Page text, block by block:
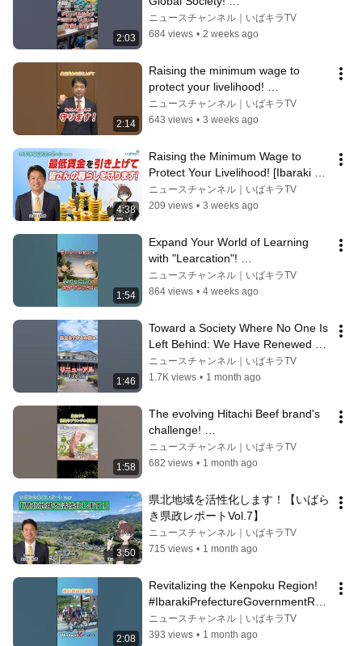
2:03
#IbarakiGovernmentReport
#IbarakiPrefecture
ニュースチャンネル｜いばキラTV
684 views • 2 weeks ago
2:14
Raising the minimum wage to
protect your livelihood!
#IbarakiGovernmentReport
#IbarakiPrefecture
ニュースチャンネル｜いばキラTV
643 views • 3 weeks ago
4:38
Raising the Minimum Wage to
Protect Your Livelihood! [Ibaraki
Prefectural Government Report
Vol. 8]
ニュースチャンネル｜いばキラTV
209 views • 3 weeks ago
1:54
Expand Your World of Learning
with "Learcation"!
#IbarakiGovernmentReport
#IbarakiPrefecture
ニュースチャンネル｜いばキラTV
864 views • 4 weeks ago
1:46
Toward a Society Where No One Is
Left Behind: We Have Renewed
the Prefectural Asunaro Village
#Ib...
ニュースチャンネル｜いばキラTV
1.7K views • 1 month ago
1:58
The evolving Hitachi Beef brand's
challenge!
#IbarakiPrefecturalGovernmentRe
port #IbarakiPrefecture
ニュースチャンネル｜いばキラTV
682 views • 1 month ago
3:50
県北地域を活性化します！【いばら
き県政レポートVol.7】
ニュースチャンネル｜いばキラTV
715 views • 1 month ago
2:08
Revitalizing the Kenpoku Region!
#IbarakiPrefectureGovernmentRep
ort #IbarakiPrefecture
ニュースチャンネル｜いばキラTV
393 views • 1 month ago